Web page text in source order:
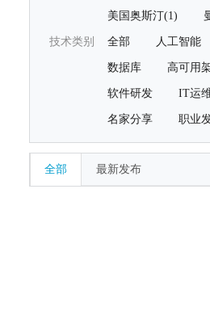
美国奥斯汀(1)
技术类别 全部 人工智能
数据库 高可用
软件研发 IT运
名家分享 职业
全部 最新发布